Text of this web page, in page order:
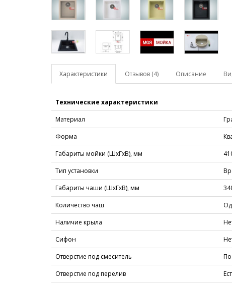
Характеристики Отзывов (4) Описание
Технические характеристики
Материал
Форма
Габариты мойки (ШхГхВ), мм
Тип установки
Габариты чаши (ШхГхВ), мм
Количество чаш
Наличие крыла
Сифон
Отверстие под смеситель
По
Отверстие под перелив